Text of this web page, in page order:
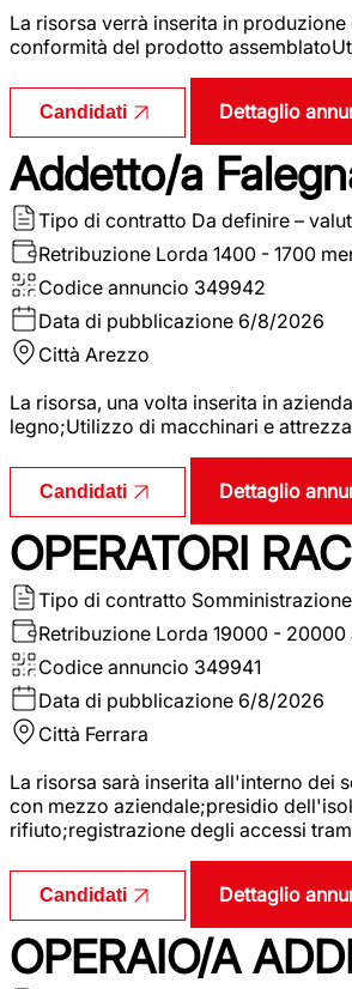
La risorsa verrà inserita in
conformità del prodotto
Candidati Dettaglio
Addetto/a
Tipo di contratto Da definire –
Retribuzione Lorda 1400 - 1700
Codice annuncio 349942
Data di pubblicazione 6/8/2026
Città Arezzo
La risorsa, una volta inserita in
legno;Utilizzo di macchinari e
Candidati Dettaglio
OPERATORI
Tipo di contratto Somministrazione
Retribuzione Lorda 19000 - 20000
Codice annuncio 349941
Data di pubblicazione 6/8/2026
Città Ferrara
La risorsa sarà inserita all'interno dei
con mezzo aziendale;presidio
rifiuto;registrazione degli accessi
Candidati Dettaglio
OPERAIO/A